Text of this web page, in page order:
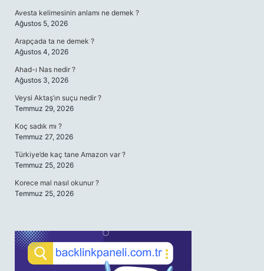
Avesta kelimesinin anlamı ne demek ?
Ağustos 5, 2026
Arapçada ta ne demek ?
Ağustos 4, 2026
Ahad-ı Nas nedir ?
Ağustos 3, 2026
Veysi Aktaş’ın suçu nedir ?
Temmuz 29, 2026
Koç sadık mı ?
Temmuz 27, 2026
Türkiye’de kaç tane Amazon var ?
Temmuz 25, 2026
Korece mal nasıl okunur ?
Temmuz 25, 2026